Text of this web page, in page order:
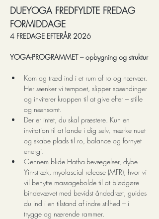
DUEYOGA FREDFYLDTE FREDAG
FORMIDDAGE
4 FREDAGE EFTERÅR 2026
YOGA-PROGRAMMET – opbygning og struktur
Kom og træd ind i et rum af ro og nærvær.
Her sænker vi tempoet, slipper spændinger
og inviterer kroppen til at give efter – stille
og nænsomt.
Der er intet, du skal præstere. Kun en
invitation til at lande i dig selv, mærke nuet
og skabe plads til ro, balance og fornyet
energi.
Gennem blide Hatha-bevægelser, dybe
Yin-stræk, myofascial release (MFR), hvor vi
vil benytte massagebolde til at blødgøre
bindevævet med bevidst åndedræt, guides
du ind i en tilstand af indre stilhed – i
trygge og nærende rammer.